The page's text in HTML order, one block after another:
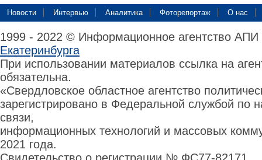
Новости Интервью Аналитика Фоторепортаж О нас
1999 - 2022 © Информационное агентство
Екатеринбурга
При использовании материалов ссылка на
обязательна.
«Свердловское областное агентство
зарегистрировано в Федеральной службой по
связи,
информационных технологий и массовых
2021 года.